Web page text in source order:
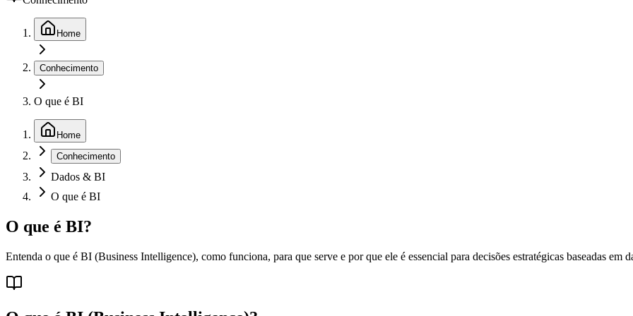
Home
Conhecimento
O que é BI
Home
Conhecimento
Dados & BI
O que é BI
O que é BI?
Entenda o que é BI (Business Intelligence), como funciona, para que serve e por que ele é essencial para decisões estratégicas baseadas em